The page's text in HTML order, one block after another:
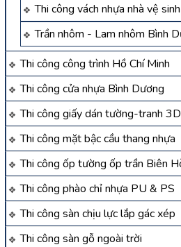
Thi công vách nhựa nhà vệ
Trần nhôm - Lam nhôm Bình
Thi công công trình Hồ Chí Minh
Thi công cửa nhựa Bình Dương
Thi công giấy dán tường-tranh 3D
Thi công mặt bậc cầu thang nhựa
Thi công ốp tường ốp trần Biên
Thi công phào chỉ nhựa PU & PS
Thi công sàn chịu lực lắp gác xép
Thi công sàn gỗ ngoài trời